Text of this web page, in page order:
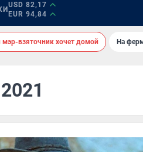
USD 82,17
EUR 94,84
мэр-взяточник хочет домой На